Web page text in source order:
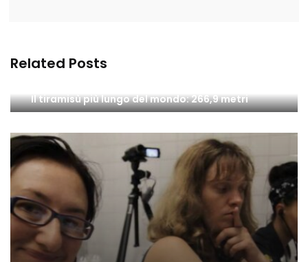
Related Posts
Il tiramisù più lungo del mondo: 266,9 metri